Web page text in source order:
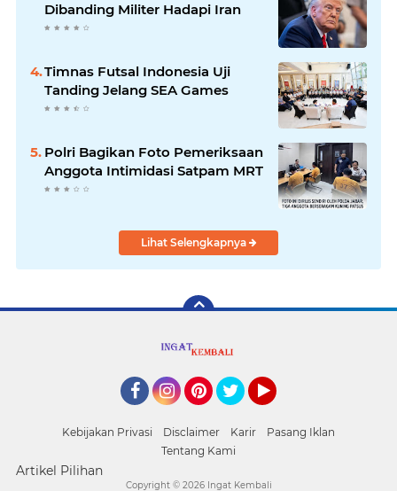
Dibanding Militer Hadapi Iran
Timnas Futsal Indonesia Uji
Tanding Jelang SEA Games
Polri Bagikan Foto Pemeriksaan
Anggota Intimidasi Satpam MRT
Lihat Selengkapnya
Kebijakan Privasi Disclaimer Karir
Pasang Iklan
Tentang Kami
Artikel Pilihan
Copyright © 2026 Ingat Kembali